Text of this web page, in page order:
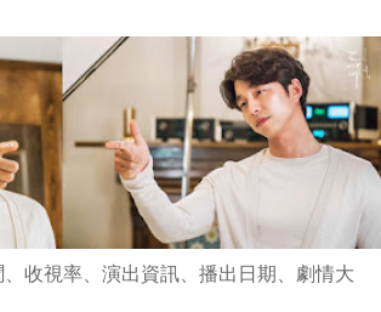
收視率、演出資訊、播出日期、劇情大